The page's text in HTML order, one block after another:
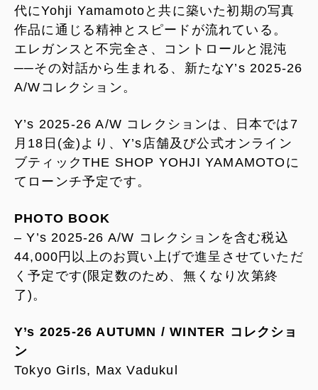
代にYohji Yamamotoと共に築いた初期の写真
作品に通じる精神とスピードが流れている。
エレガンスと不完全さ、コントロールと混沌
──その対話から生まれる、新たなY’s 2025-26
A/Wコレクション。
Y’s 2025-26 A/W コレクションは、日本では7
月18日(金)より、Y’s店舗及び公式オンライン
ブティックTHE SHOP YOHJI YAMAMOTOに
てローンチ予定です。
PHOTO BOOK
– Y’s 2025-26 A/W コレクションを含む税込
44,000円以上のお買い上げで進呈させていただ
く予定です(限定数のため、無くなり次第終
了)。
Y’s 2025-26 AUTUMN / WINTER コレクショ
ン
Tokyo Girls, Max Vadukul